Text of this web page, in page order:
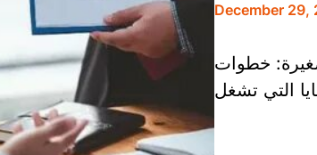
December 29,
خطوات